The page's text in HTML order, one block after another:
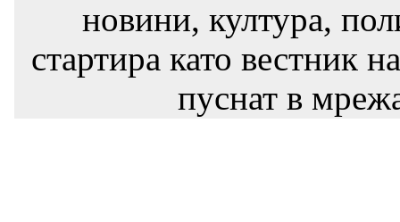
новини, култура,
стартира като вестник
пуснат в